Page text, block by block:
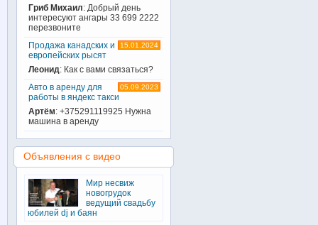
Гриб Михаил: Добрый день
интересуют ангары 33 699 2222
перезвоните
15.01.2024
Продажа канадских и
европейских рысят
Леонид: Как с вами связаться?
05.09.2023
Авто в аренду для
работы в яндекс такси
Артём: +375291119925 Нужна
машина в аренду
Объявления с видео
Мир несвиж
новогрудок
ведущий свадьбу
юбилей dj и баян